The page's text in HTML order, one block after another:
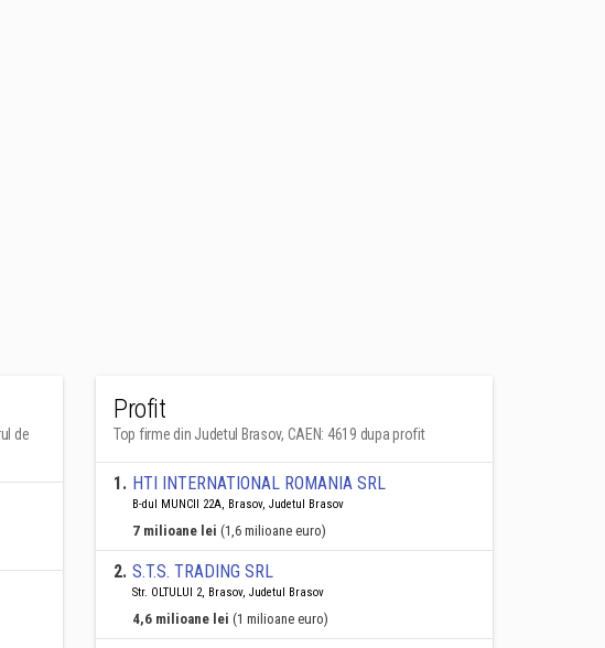
de
Profit
Top firme din Judetul Brasov, CAEN: 4619 dupa profit
1. HTI INTERNATIONAL ROMANIA SRL
B-dul MUNCII 22A, Brasov, Judetul Brasov
7 milioane lei (1,6 milioane euro)
2. S.T.S. TRADING SRL
Str. OLTULUI 2, Brasov, Judetul Brasov
4,6 milioane lei (1 milioane euro)